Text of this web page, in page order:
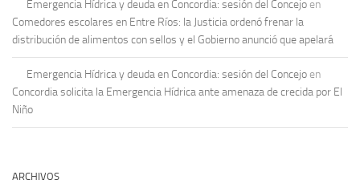
Emergencia Hídrica y deuda en Concordia: sesión del Concejo en
Comedores escolares en Entre Ríos: la Justicia ordenó frenar la
distribución de alimentos con sellos y el Gobierno anunció que apelará
Emergencia Hídrica y deuda en Concordia: sesión del Concejo en
Concordia solicita la Emergencia Hídrica ante amenaza de crecida por El
Niño
ARCHIVOS